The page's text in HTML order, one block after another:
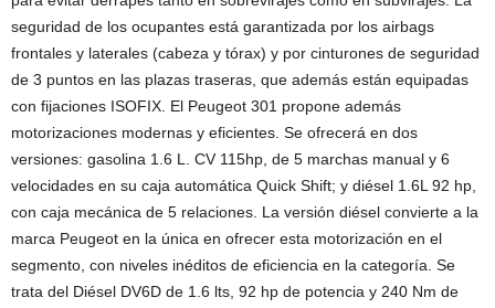
seguridad de los ocupantes está garantizada por los airbags
frontales y laterales (cabeza y tórax) y por cinturones de seguridad
de 3 puntos en las plazas traseras, que además están equipadas
con fijaciones ISOFIX. El Peugeot 301 propone además
motorizaciones modernas y eficientes. Se ofrecerá en dos
versiones: gasolina 1.6 L. CV 115hp, de 5 marchas manual y 6
velocidades en su caja automática Quick Shift; y diésel 1.6L 92 hp,
con caja mecánica de 5 relaciones. La versión diésel convierte a la
marca Peugeot en la única en ofrecer esta motorización en el
segmento, con niveles inéditos de eficiencia en la categoría. Se
trata del Diésel DV6D de 1.6 lts, 92 hp de potencia y 240 Nm de